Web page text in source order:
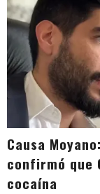
Causa
confirmó que
cocaína